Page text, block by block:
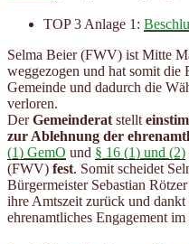
TOP 3 Anlage 1:
Selma Beier (FWV) ist Mitte
weggezogen und hat somit die
Gemeinde und dadurch die
verloren.
DerGemeinderat stellt
zur Ablehnung der
(1) GemO und § 16 (1) und (2)
(FWV) fest. Somit scheidet
Bürgermeister Sebastian
ihre Amtszeit zurück und
ehrenamtliches Engagement